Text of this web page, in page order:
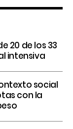
20 de los 33
intensiva
social
con la